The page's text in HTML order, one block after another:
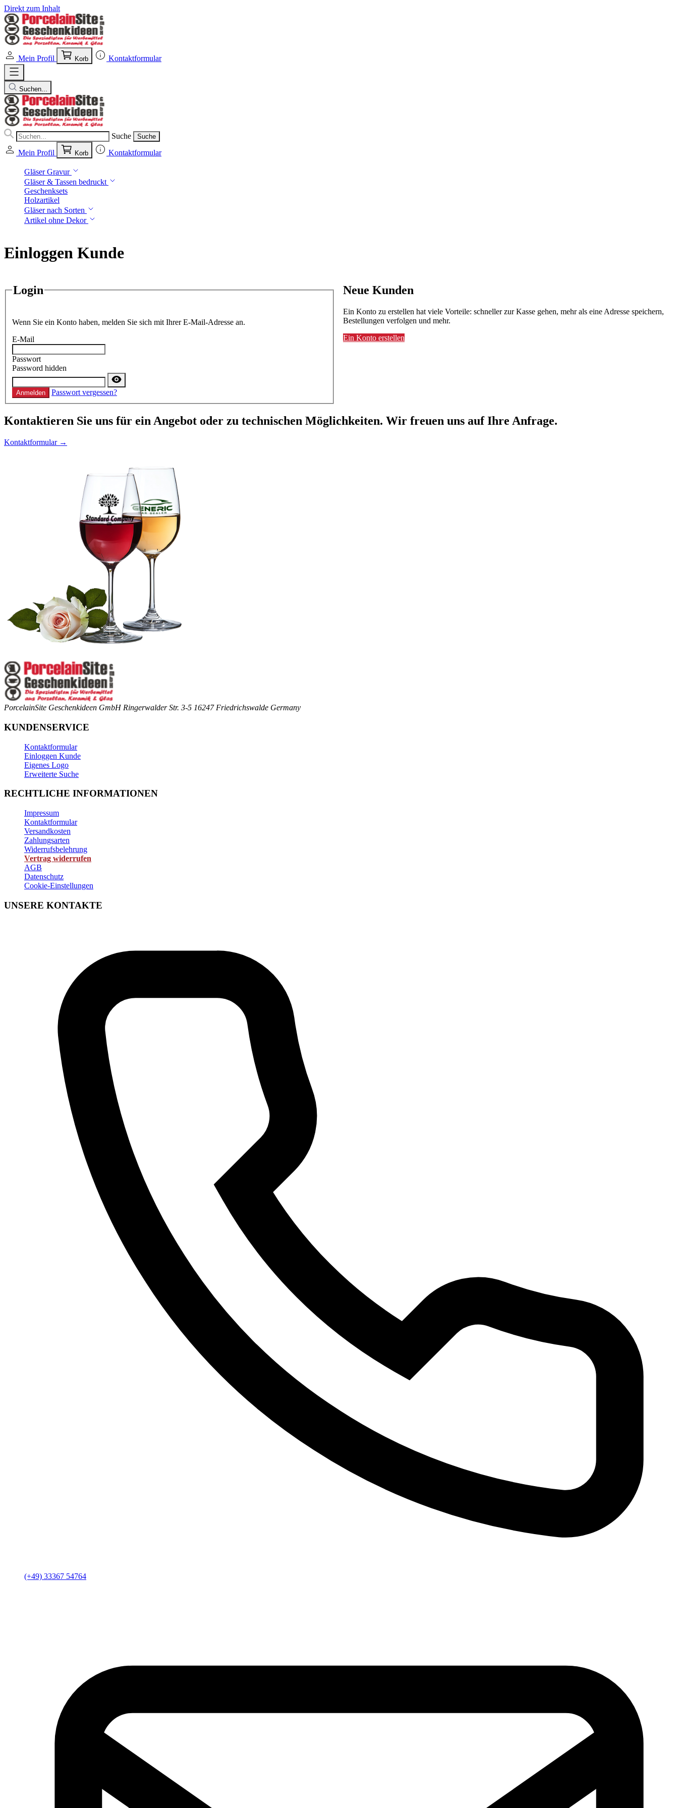
Direkt zum Inhalt
Mein Profil Korb Kontaktformular
Suchen...
Suche Suche
Mein Profil Korb Kontaktformular
Gläser Gravur
Gläser & Tassen bedruckt
Geschenksets
Holzartikel
Gläser nach Sorten
Artikel ohne Dekor
Einloggen Kunde
Login
Wenn Sie ein Konto haben, melden Sie sich mit Ihrer E-Mail-Adresse an.
E-Mail
Passwort
Password hidden
Anmelden Passwort vergessen?
Neue Kunden
Ein Konto zu erstellen hat viele Vorteile: schneller zur Kasse gehen, mehr als eine Adresse speichern,
Bestellungen verfolgen und mehr.
Ein Konto erstellen
Kontaktieren Sie uns für ein Angebot oder zu technischen Möglichkeiten. Wir freuen uns auf Ihre Anfrage.
Kontaktformular →
PorcelainSite Geschenkideen GmbH Ringerwalder Str. 3-5 16247 Friedrichswalde Germany
KUNDENSERVICE
Kontaktformular
Einloggen Kunde
Eigenes Logo
Erweiterte Suche
RECHTLICHE INFORMATIONEN
Impressum
Kontaktformular
Versandkosten
Zahlungsarten
Widerrufsbelehrung
Vertrag widerrufen
AGB
Datenschutz
Cookie-Einstellungen
UNSERE KONTAKTE
(+49) 33367 54764